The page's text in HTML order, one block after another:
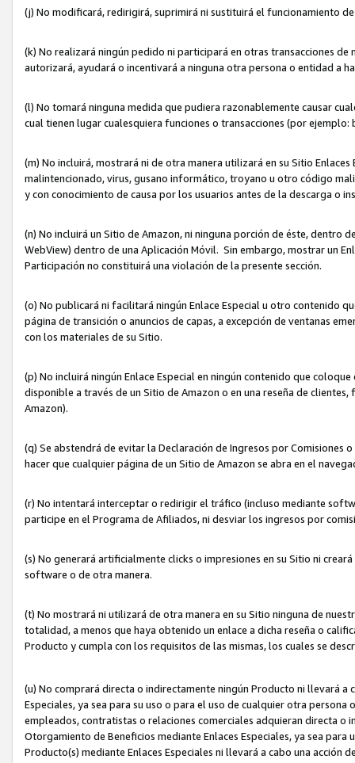
(j) No modificará, redirigirá, suprimirá ni sustituirá el funcionamiento
(k) No realizará ningún pedido ni participará en otras transacciones
autorizará, ayudará o incentivará a ninguna otra persona o entidad a
(l) No tomará ninguna medida que pudiera razonablemente causar
cual tienen lugar cualesquiera funciones o transacciones (por
(m) No incluirá, mostrará ni de otra manera utilizará en su Sitio
malintencionado, virus, gusano informático, troyano u otro código
y con conocimiento de causa por los usuarios antes de la descarga
(n) No incluirá un Sitio de Amazon, ni ninguna porción de éste,
WebView) dentro de una Aplicación Móvil. Sin embargo, mostrar un
Participación no constituirá una violación de la presente sección.
(o) No publicará ni facilitará ningún Enlace Especial u otro contenido
página de transición o anuncios de capas, a excepción de ventanas
con los materiales de su Sitio.
(p) No incluirá ningún Enlace Especial en ningún contenido que
disponible a través de un Sitio de Amazon o en una reseña de
Amazon).
(q) Se abstendrá de evitar la Declaración de Ingresos por
hacer que cualquier página de un Sitio de Amazon se abra en el
(r) No intentará interceptar o redirigir el tráfico (incluso mediante
participe en el Programa de Afiliados, ni desviar los ingresos por
(s) No generará artificialmente clicks o impresiones en su Sitio ni
software o de otra manera.
(t) No mostrará ni utilizará de otra manera en su Sitio ninguna de
totalidad, a menos que haya obtenido un enlace a dicha reseña o
Producto y cumpla con los requisitos de las mismas, los cuales se
(u) No comprará directa o indirectamente ningún Producto ni llevará a
Especiales, ya sea para su uso o para el uso de cualquier otra
empleados, contratistas o relaciones comerciales adquieran directa o
Otorgamiento de Beneficios mediante Enlaces Especiales, ya sea
Producto(s) mediante Enlaces Especiales ni llevará a cabo una